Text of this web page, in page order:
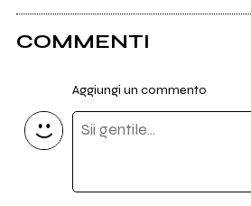
COMMENTI
Aggiungi un commento